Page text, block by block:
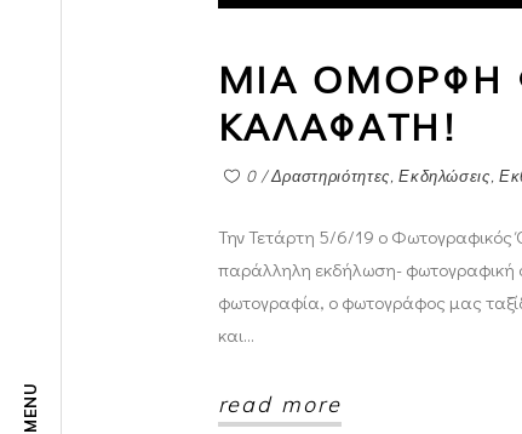
MENU
ΜΙΑ ΟΜΟΡΦΗ
ΚΑΛΑΦΑΤΗ!
0 Δραστηριότητες ,Εκδηλώσεις ,
Την Τετάρτη 5/6/19 ο Φωτογραφικός
παράλληλη εκδήλωση- φωτογραφική
φωτογραφία, ο φωτογράφος μας
και
read more